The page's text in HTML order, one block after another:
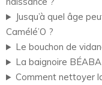
Jusqu’à quel âge
Camélé’O ?
Le bouchon de
La baignoire
Comment nettoyer